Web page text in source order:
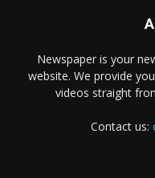
Newspaper is your
website. We provide
videos straight
Contact us: